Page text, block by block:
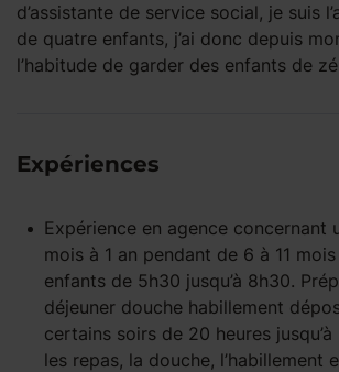
d’assistante de service social, je suis
de quatre enfants, j’ai donc depuis
l’habitude de garder des enfants de
Expériences
Expérience en agence concernant
mois à 1 an pendant de 6 à 11 mois
enfants de 5h30 jusqu’à 8h30.
déjeuner douche habillement
certains soirs de 20 heures
les repas, la douche, l’habillement